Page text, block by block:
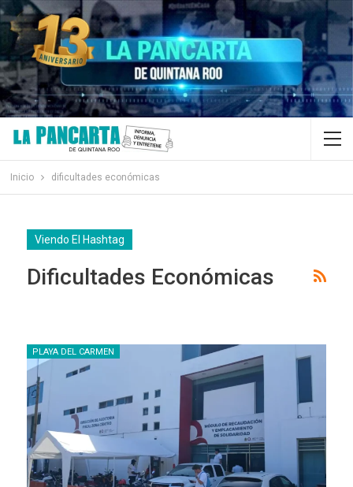
Inicio dificultades económicas
Viendo El Hashtag
Dificultades Económicas
PLAYA DEL CARMEN